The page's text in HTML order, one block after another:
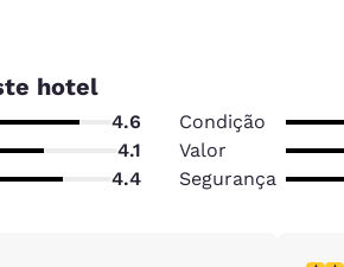
hotel
4.6 Condição
4.1 Valor
4.4 Segurança